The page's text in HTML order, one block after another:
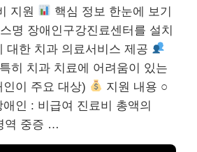
지원
핵심 정보 한눈에 보기
명 장애인구강진료센터를 설치
대한 치과 의료서비스 제공
히 치과 치료에 어려움이 있는
이 주요 대상)
지원 내용 ○
인 : 비급여 진료비 총액의
역 중증 …